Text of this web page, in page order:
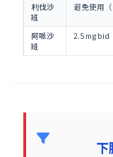
利伐沙
班
避免使用
阿哌沙
班
2.5 mg bid
下腔